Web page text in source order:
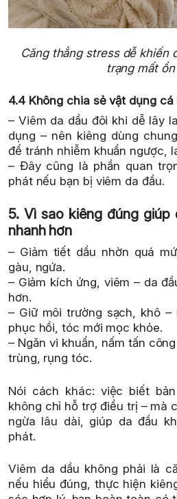
Căng thẳng stress dễ khiến
trạng mất
4.4 Không chia sẻ vật dụng
– Viêm da dầu đôi khi dễ lây
dụng – nên kiêng dùng
để tránh nhiễm khuẩn ngược,
– Đây cũng là phần quan
phát nếu bạn bị viêm da đầu.
5. Vì sao kiêng đúng giúp
nhanh hơn
– Giảm tiết dầu nhờn quá
gàu, ngứa.
– Giảm kích ứng, viêm – da
hơn.
– Giữ môi trường sạch, khô
phục hồi, tóc mới mọc khỏe.
– Ngăn vi khuẩn, nấm tấn
trùng, rụng tóc.
Nói cách khác: việc biết
không chỉ hỗ trợ điều trị – mà
ngừa lâu dài, giúp da đầu
phát.
Viêm da dầu không phải là
nếu hiểu đúng, thực hiện